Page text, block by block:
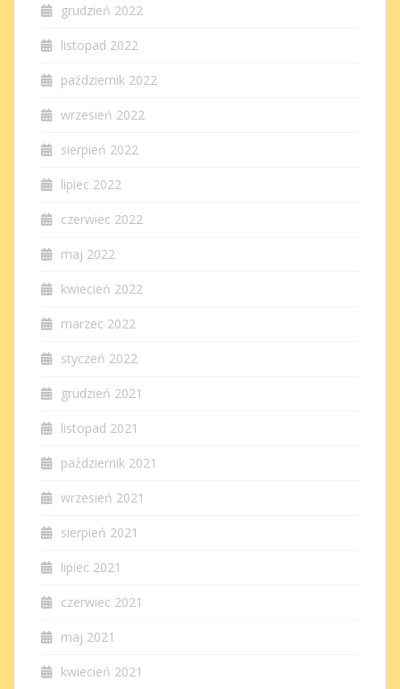
grudzień 2022
listopad 2022
październik 2022
wrzesień 2022
sierpień 2022
lipiec 2022
czerwiec 2022
maj 2022
kwiecień 2022
marzec 2022
styczeń 2022
grudzień 2021
listopad 2021
październik 2021
wrzesień 2021
sierpień 2021
lipiec 2021
czerwiec 2021
maj 2021
kwiecień 2021